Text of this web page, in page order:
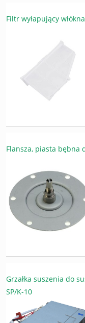
Filtr wyłapujący
Flansza, piasta bębna
Grzałka suszenia do
SP/K-10